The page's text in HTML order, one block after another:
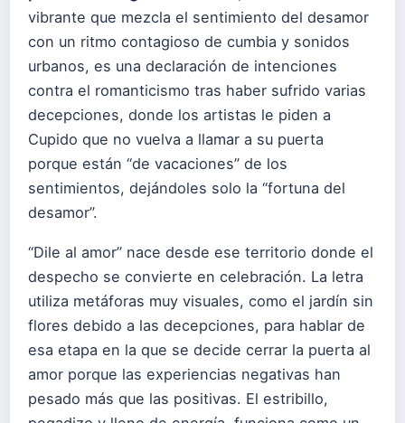
vibrante que mezcla el sentimiento del desamor
con un ritmo contagioso de cumbia y sonidos
urbanos, es una declaración de intenciones
contra el romanticismo tras haber sufrido varias
decepciones, donde los artistas le piden a
Cupido que no vuelva a llamar a su puerta
porque están “de vacaciones” de los
sentimientos, dejándoles solo la “fortuna del
desamor”.
“Dile al amor” nace desde ese territorio donde el
despecho se convierte en celebración. La letra
utiliza metáforas muy visuales, como el jardín sin
flores debido a las decepciones, para hablar de
esa etapa en la que se decide cerrar la puerta al
amor porque las experiencias negativas han
pesado más que las positivas. El estribillo,